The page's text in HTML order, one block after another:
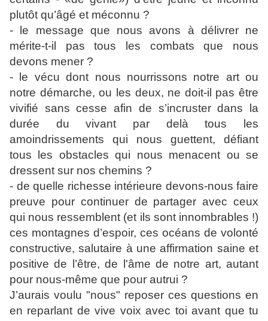
plutôt qu’âgé et méconnu ?
- le message que nous avons à délivrer ne
mérite-t-il pas tous les combats que nous
devons mener ?
- le vécu dont nous nourrissons notre art ou
notre démarche, ou les deux, ne doit-il pas être
vivifié sans cesse afin de s’incruster dans la
durée du vivant par delà tous les
amoindrissements qui nous guettent, défiant
tous les obstacles qui nous menacent ou se
dressent sur nos chemins ?
- de quelle richesse intérieure devons-nous faire
preuve pour continuer de partager avec ceux
qui nous ressemblent (et ils sont innombrables !)
ces montagnes d’espoir, ces océans de volonté
constructive, salutaire à une affirmation saine et
positive de l’être, de l'âme de notre art, autant
pour nous-même que pour autrui ?
J’aurais voulu "nous" reposer ces questions en
en reparlant de vive voix avec toi avant que tu